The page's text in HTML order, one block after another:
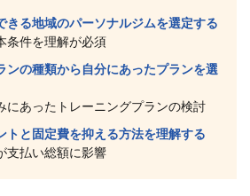
きる地域のパーソナルジムを選定する
条件を理解が必須
ンの種類から自分にあったプランを選
にあったトレーニングプランの検討
トと固定費を抑える方法を理解する
支払い総額に影響